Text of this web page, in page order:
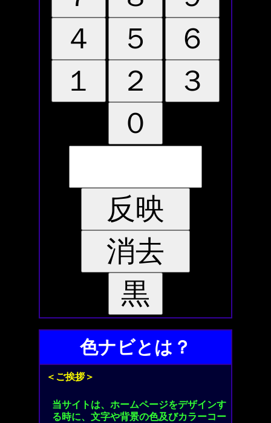
色ナビとは？
＜ご挨拶＞
当サイトは、ホームページをデザインす
る時に、文字や背景の色及びカラーコー